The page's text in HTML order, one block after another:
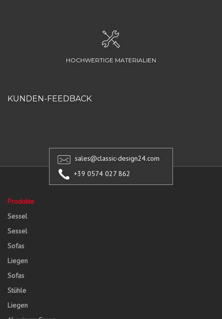
HOCHWERTIGE MATERIALIEN
KUNDEN-FEEDBACK
sales@classic-design24.com
+39 0574 027 862
Produkte
Sessel
Sessel
Sofas
Liegen
Sofas
Stühle
Liegen